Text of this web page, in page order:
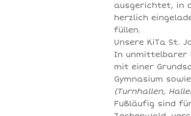
ausgerichtet, in
herzlich
füllen.
Unsere KiTa St.
In unmittelbarer
mit einer
Gymnasium
(Turnhallen,
Fußläufig sind